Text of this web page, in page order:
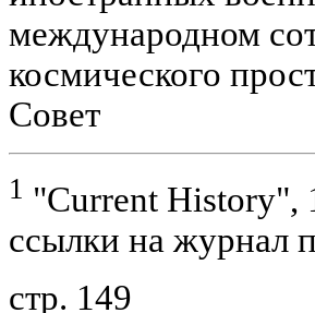
международном
космического
Совет
1 "Current History",
ссылки на журнал
стр. 149